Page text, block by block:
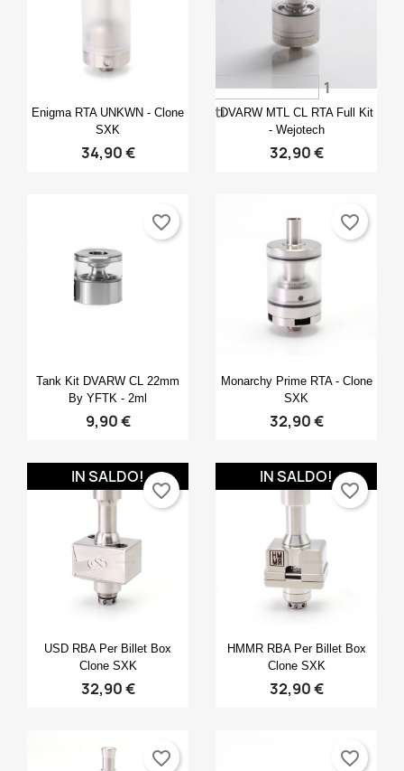
Aggiungi alla lista dei desideri
Create new list
Crea lista dei desideri
Nome lista dei desideri
Annulla Crea lista dei desideri
((modalTitle))
((confirmMessage))
((cancelText))
((modalDeleteText))
Accedi
Devi avere effettuato l'accesso per salvare dei
prodotti nella tua lista dei desideri.
Accedi
Anteprima
Enigma RTA UNKWN - Clone
SXK
34,90 €
Anteprima
DVARW MTL CL RTA Full Kit
- Wejotech
32,90 €
1
voti
 Anteprima
Tank Kit DVARW CL 22mm
By YFTK - 2ml
9,90 €
favorite_border
Anteprima
Monarchy Prime RTA - Clone
SXK
32,90 €
favorite_border
Anteprima
USD RBA Per Billet Box
Clone SXK
32,90 €
IN SALDO!
favorite_border
Anteprima
HMMR RBA Per Billet Box
Clone SXK
32,90 €
IN SALDO!
favorite_border
favorite_border favorite_border